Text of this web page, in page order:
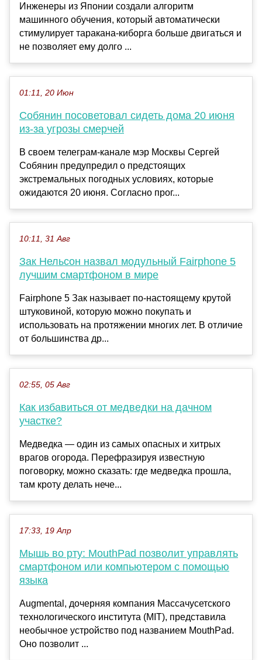
Инженеры из Японии создали алгоритм
машинного обучения, который автоматически
стимулирует таракана-киборга больше двигаться и
не позволяет ему долго ...
01:11, 20 Июн
Собянин посоветовал сидеть дома 20 июня
из-за угрозы смерчей
В своем телеграм-канале мэр Москвы Сергей
Собянин предупредил о предстоящих
экстремальных погодных условиях, которые
ожидаются 20 июня. Согласно прог...
10:11, 31 Авг
Зак Нельсон назвал модульный Fairphone 5
лучшим смартфоном в мире
Fairphone 5 Зак называет по-настоящему крутой
штуковиной, которую можно покупать и
использовать на протяжении многих лет. В отличие
от большинства др...
02:55, 05 Авг
Как избавиться от медведки на дачном
участке?
Медведка — один из самых опасных и хитрых
врагов огорода. Перефразируя известную
поговорку, можно сказать: где медведка прошла,
там кроту делать нече...
17:33, 19 Апр
Мышь во рту: MouthPad позволит управлять
смартфоном или компьютером с помощью
языка
Augmental, дочерняя компания Массачусетского
технологического института (MIT), представила
необычное устройство под названием MouthPad.
Оно позволит ...